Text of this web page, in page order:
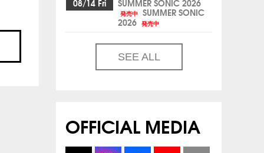
08/14 Fri SUMMER SONIC 2026
発売中 SUMMER SONIC
2026 発売中
SEE ALL
OFFICIAL MEDIA